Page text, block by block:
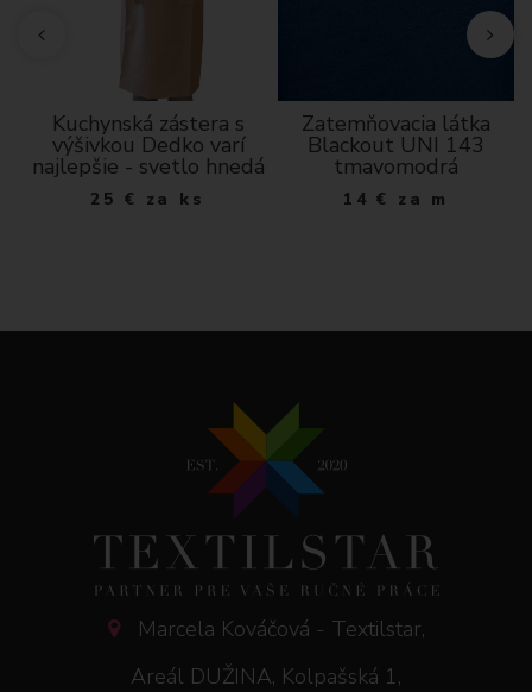
Kuchynská zástera s
výšivkou Dedko varí
najlepšie - svetlo hnedá
25 € za ks
Zatemňovacia látka
Blackout UNI 143
tmavomodrá
14 € za m
Marcela Kováčová - Textilstar,
Areál DUŽINA, Kolpašská 1,